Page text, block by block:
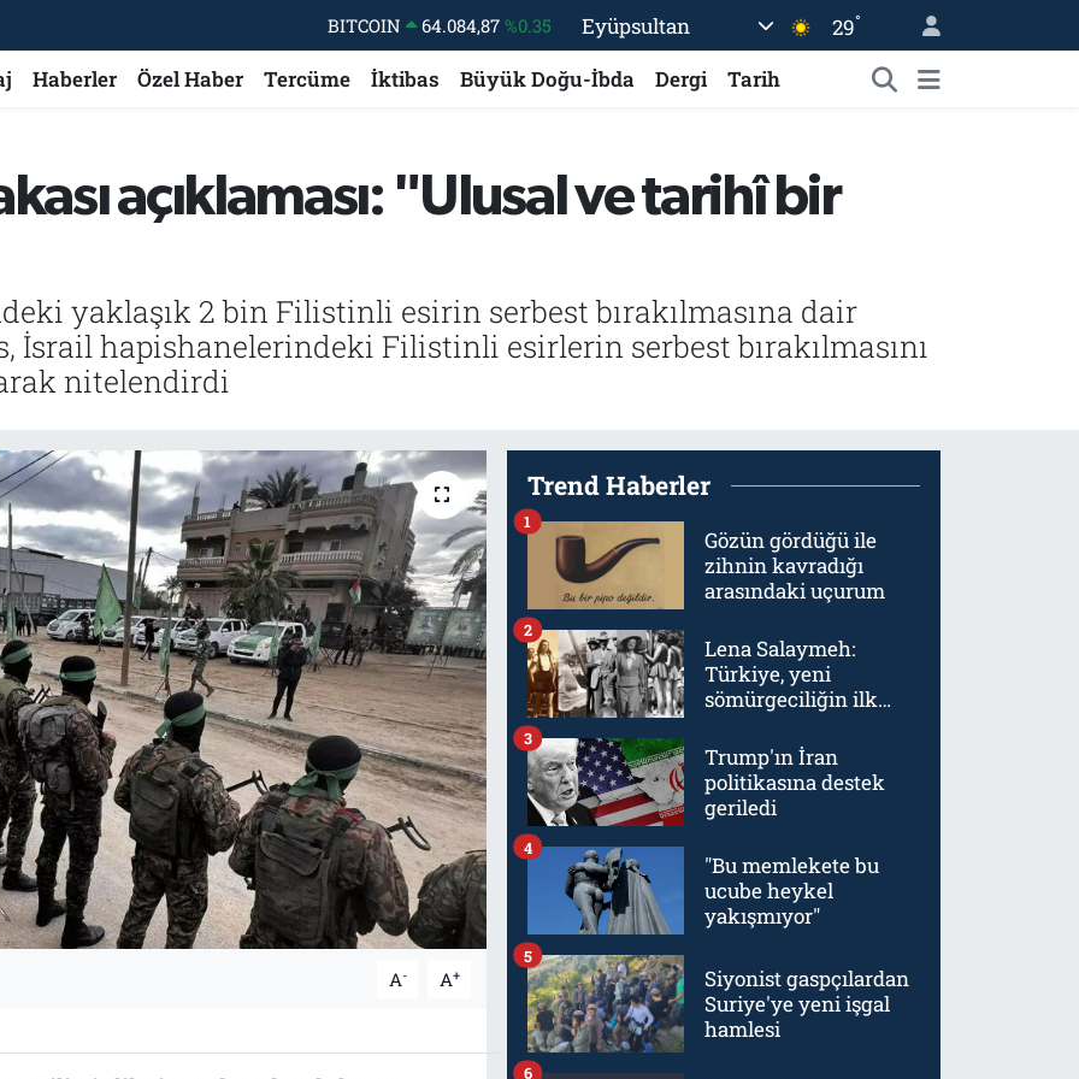
BITCOIN 64.084,87 %0.35
DOLAR
47,5760 %0.1
GRAM ALTIN
6422.94 %3.06
Eyüpsultan 29°
Haberler Özel Haber Tercüme İktibas Büyük Doğu-İbda Dergi Tarih
açıklaması: "Ulusal ve tarihî bir
yaklaşık 2 bin Filistinli esirin serbest bırakılmasına dair
İsrail hapishanelerindeki Filistinli esirlerin serbest bırakılmasını
nitelendirdi
A- A+
Trend Haberler
Gözün gördüğü ile
zihnin kavradığı
arasındaki uçurum
1
Lena Salaymeh:
Türkiye, yeni
sömürgeciliğin ilk
2
Trump'ın İran
politikasına destek
geriledi
3
"Bu memlekete bu
ucube heykel
yakışmıyor"
4
Siyonist gaspçılardan
Suriye'ye yeni işgal
hamlesi
5
6